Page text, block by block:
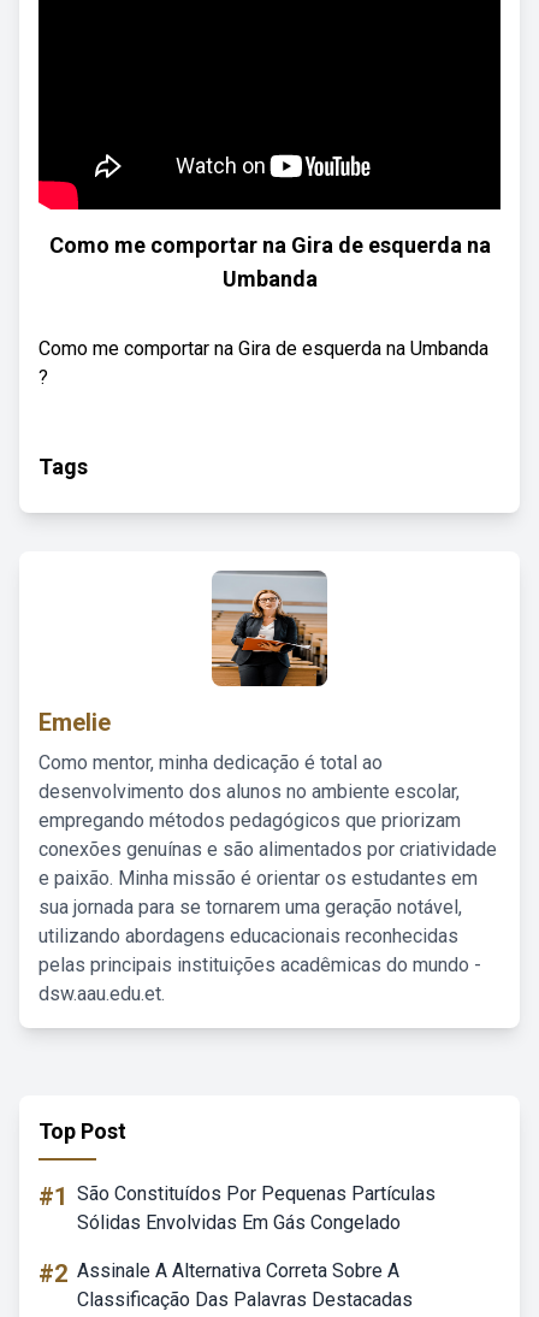
Como me comportar na Gira de esquerda na
Umbanda
Como me comportar na Gira de esquerda na Umbanda
?
Tags
Emelie
Como mentor, minha dedicação é total ao
desenvolvimento dos alunos no ambiente escolar,
empregando métodos pedagógicos que priorizam
conexões genuínas e são alimentados por criatividade
e paixão. Minha missão é orientar os estudantes em
sua jornada para se tornarem uma geração notável,
utilizando abordagens educacionais reconhecidas
pelas principais instituições acadêmicas do mundo -
dsw.aau.edu.et.
Top Post
#1 São Constituídos Por Pequenas Partículas
Sólidas Envolvidas Em Gás Congelado
#2 Assinale A Alternativa Correta Sobre A
Classificação Das Palavras Destacadas